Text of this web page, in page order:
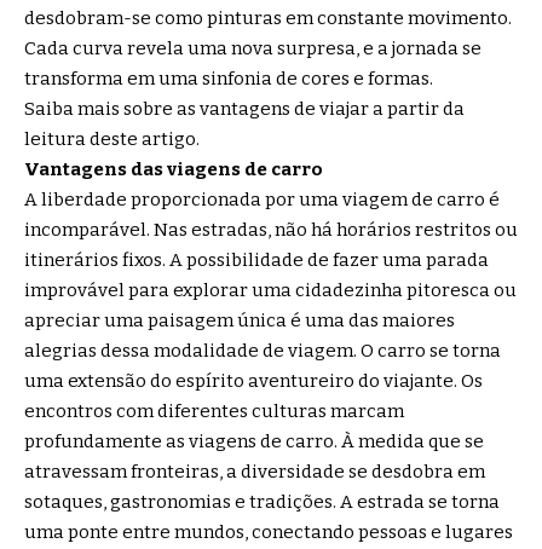
desdobram-se como pinturas em constante movimento.
Cada curva revela uma nova surpresa, e a jornada se
transforma em uma sinfonia de cores e formas.
Saiba mais sobre as vantagens de viajar a partir da
leitura deste artigo.
Vantagens das viagens de carro
A liberdade proporcionada por uma viagem de carro é
incomparável. Nas estradas, não há horários restritos ou
itinerários fixos. A possibilidade de fazer uma parada
improvável para explorar uma cidadezinha pitoresca ou
apreciar uma paisagem única é uma das maiores
alegrias dessa modalidade de viagem. O carro se torna
uma extensão do espírito aventureiro do viajante. Os
encontros com diferentes culturas marcam
profundamente as viagens de carro. À medida que se
atravessam fronteiras, a diversidade se desdobra em
sotaques, gastronomias e tradições. A estrada se torna
uma ponte entre mundos, conectando pessoas e lugares